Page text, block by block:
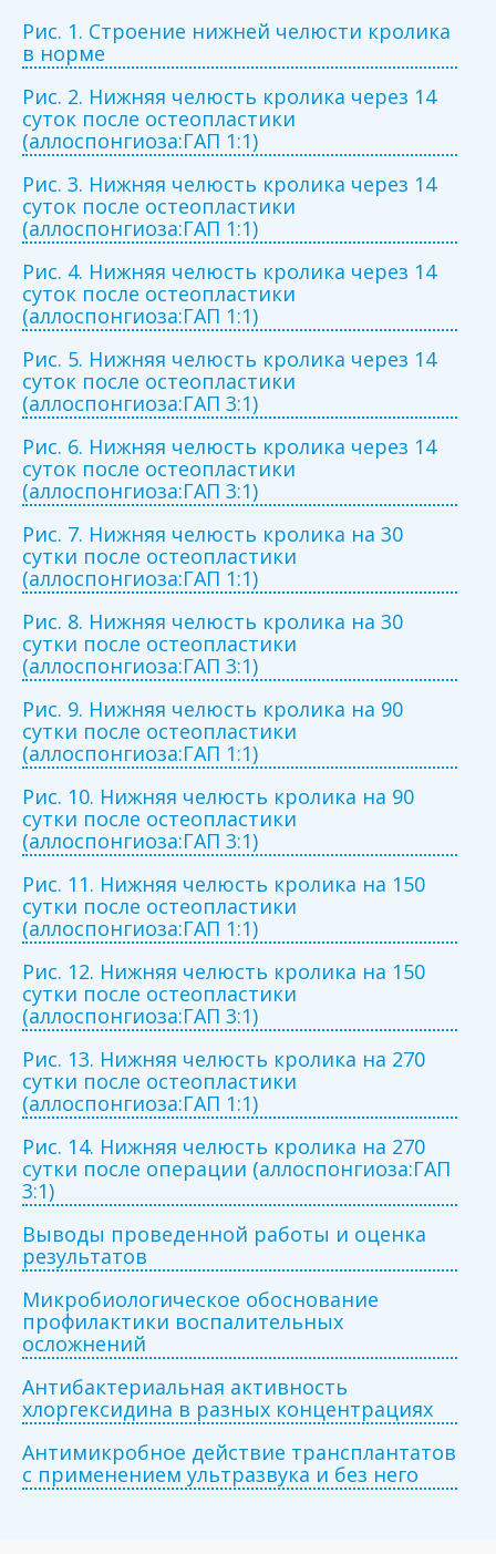
Рис. 1. Строение нижней челюсти кролика
в норме
Рис. 2. Нижняя челюсть кролика через 14
суток после остеопластики
(аллоспонгиоза:ГАП 1:1)
Рис. 3. Нижняя челюсть кролика через 14
суток после остеопластики
(аллоспонгиоза:ГАП 1:1)
Рис. 4. Нижняя челюсть кролика через 14
суток после остеопластики
(аллоспонгиоза:ГАП 1:1)
Рис. 5. Нижняя челюсть кролика через 14
суток после остеопластики
(аллоспонгиоза:ГАП 3:1)
Рис. 6. Нижняя челюсть кролика через 14
суток после остеопластики
(аллоспонгиоза:ГАП 3:1)
Рис. 7. Нижняя челюсть кролика на 30
сутки после остеопластики
(аллоспонгиоза:ГАП 1:1)
Рис. 8. Нижняя челюсть кролика на 30
сутки после остеопластики
(аллоспонгиоза:ГАП 3:1)
Рис. 9. Нижняя челюсть кролика на 90
сутки после остеопластики
(аллоспонгиоза:ГАП 1:1)
Рис. 10. Нижняя челюсть кролика на 90
сутки после остеопластики
(аллоспонгиоза:ГАП 3:1)
Рис. 11. Нижняя челюсть кролика на 150
сутки после остеопластики
(аллоспонгиоза:ГАП 1:1)
Рис. 12. Нижняя челюсть кролика на 150
сутки после остеопластики
(аллоспонгиоза:ГАП 3:1)
Рис. 13. Нижняя челюсть кролика на 270
сутки после остеопластики
(аллоспонгиоза:ГАП 1:1)
Рис. 14. Нижняя челюсть кролика на 270
сутки после операции (аллоспонгиоза:ГАП
3:1)
Выводы проведенной работы и оценка
результатов
Микробиологическое обоснование
профилактики воспалительных
осложнений
Антибактериальная активность
хлоргексидина в разных концентрациях
Антимикробное действие трансплантатов
с применением ультразвука и без него